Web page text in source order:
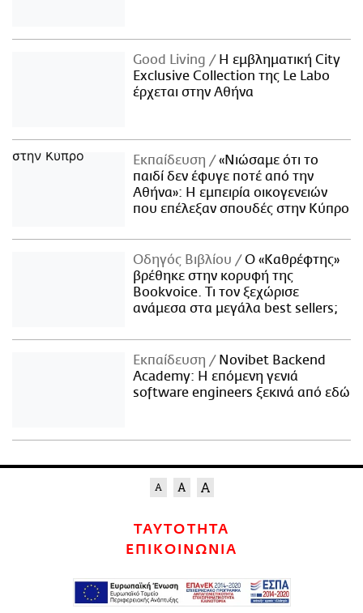
Good Living
Η εμβληματική City
Exclusive Collection της Le Labo
έρχεται στην Αθήνα
Εκπαίδευση
«Νιώσαμε ότι το
παιδί δεν έφυγε ποτέ από την
Αθήνα»: Η εμπειρία οικογενειών
που επέλεξαν σπουδές στην Κύπρο
Οδηγός Βιβλίου
Ο «Καθρέφτης»
βρέθηκε στην κορυφή της
Bookvoice. Τι τον ξεχώρισε
ανάμεσα στα μεγάλα best sellers;
Εκπαίδευση
Novibet Backend
Academy: Η επόμενη γενιά
software engineers ξεκινά από εδώ
ΤΑΥΤΟΤΗΤΑ
ΕΠΙΚΟΙΝΩΝΙΑ